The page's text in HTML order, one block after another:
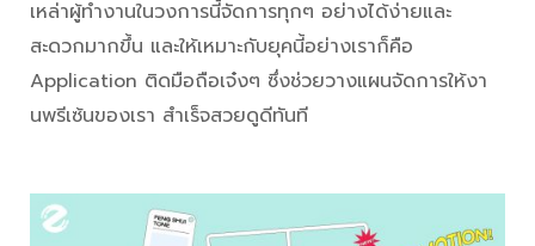
เหล่าผู้ทำงานในวงการนี้จัดการทุกๆ อย่างได้ง่ายและ
สะดวกมากขึ้น และให้เหมาะกับยุคนี้อย่างเราก็คือ
Application ติดมือถือเจ๋งๆ ซึ่งช่วยวางแผนจัดการให้งา
นพรีเซ้นของเรา สำเร็จสวยดูดีทันที